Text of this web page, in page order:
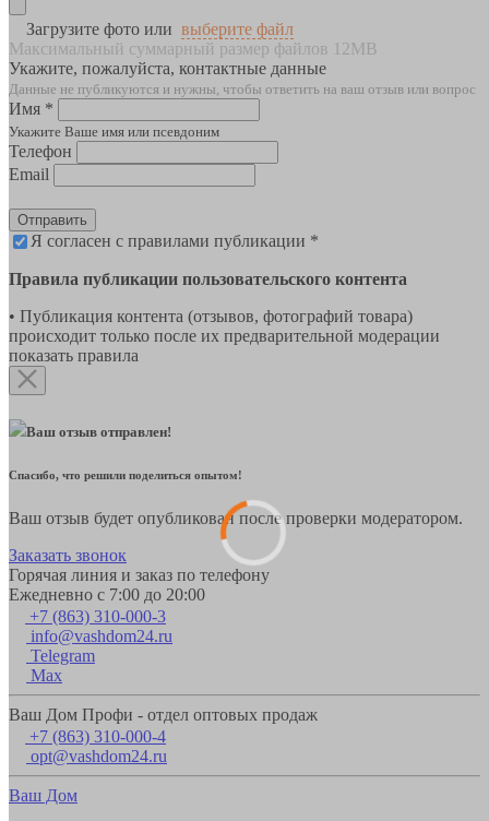
Загрузите фото или выберите файл
Максимальный суммарный размер файлов 12MB
Укажите, пожалуйста, контактные данные
Данные не публикуются и нужны, чтобы ответить на ваш отзыв или вопрос
Имя *
Укажите Ваше имя или псевдоним
Телефон
Email
Отправить
Я согласен с правилами публикации *
Правила публикации пользовательского контента
• Публикация контента (отзывов, фотографий товара)
происходит только после их предварительной модерации
показать правила
Ваш отзыв отправлен!
Спасибо, что решили поделиться опытом!
Ваш отзыв будет опубликован после проверки модератором.
Заказать звонок
Горячая линия и заказ по телефону
Ежедневно с 7:00 до 20:00
+7 (863) 310-000-3
info@vashdom24.ru
Telegram
Max
Ваш Дом Профи - отдел оптовых продаж
+7 (863) 310-000-4
opt@vashdom24.ru
Ваш Дом